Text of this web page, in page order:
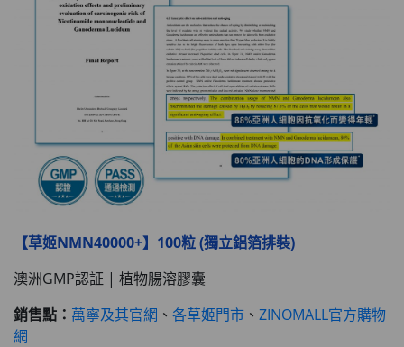
【草姬NMN40000+】100粒 (獨立鋁箔排裝)
澳洲GMP認証 | 植物腸溶膠囊
銷售點： 萬寧及其官網 、 各草姬門市 、 ZINOMALL官方購物
網